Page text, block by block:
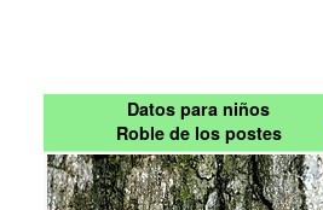
Datos para niños
Roble de los postes